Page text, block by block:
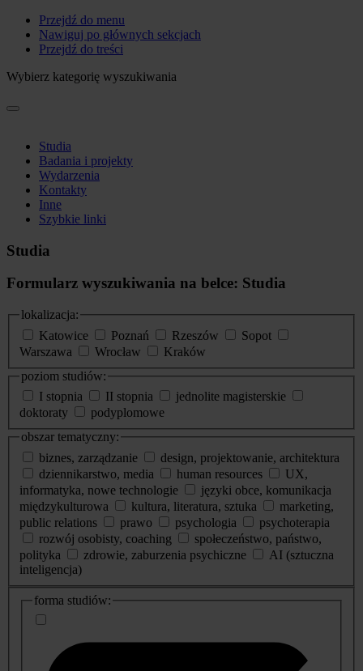
Przejdź do menu
Nawiguj po głównych sekcjach
Przejdź do treści
Wybierz kategorię wyszukiwania
Studia
Badania i projekty
Wydarzenia
Kontakty
Inne
Szybkie linki
Studia
Formularz wyszukiwania na belce: Studia
lokalizacja:
Katowice
Poznań Rzeszów
Sopot
Warszawa
Wrocław
Kraków
poziom studiów:
I stopnia
II stopnia
jednolite magisterskie
doktoraty
podyplomowe
obszar tematyczny:
biznes, zarządzanie
design, projektowanie, architektura
dziennikarstwo, media
human resources
UX,
informatyka, nowe technologie
języki obce, komunikacja
międzykulturowa
kultura, literatura, sztuka
marketing,
public relations
prawo psychologia
psychoterapia
rozwój osobisty, coaching
społeczeństwo, państwo,
polityka
zdrowie, zaburzenia psychiczne
AI (sztuczna
inteligencja)
dodatkowe
informacje
forma studiów: